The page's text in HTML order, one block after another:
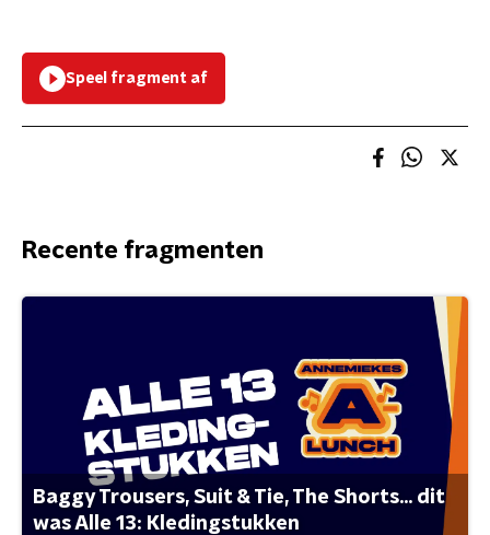
Speel fragment af
Recente fragmenten
Baggy Trousers, Suit & Tie, The Shorts... dit
was Alle 13: Kledingstukken